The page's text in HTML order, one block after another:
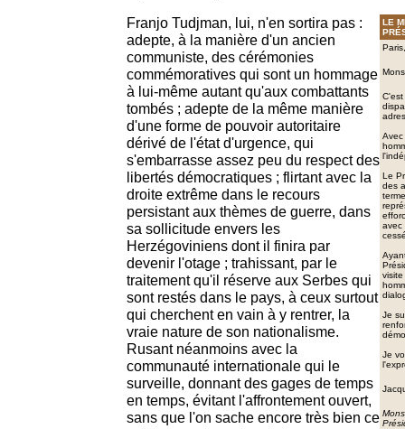
LE
PRÉ
Avec
Le
des
avec
Je
Je
Franjo Tudjman, lui, n'en sortira pas :
adepte, à la manière d'un ancien
communiste, des cérémonies
commémoratives qui sont un hommage
à lui-même autant qu'aux combattants
tombés ; adepte de la même manière
d'une forme de pouvoir autoritaire
dérivé de l'état d'urgence, qui
s'embarrasse assez peu du respect des
libertés démocratiques ; flirtant avec la
droite extrême dans le recours
persistant aux thèmes de guerre, dans
sa sollicitude envers les
Herzégoviniens dont il finira par
devenir l'otage ; trahissant, par le
traitement qu'il réserve aux Serbes qui
sont restés dans le pays, à ceux surtout
qui cherchent en vain à y rentrer, la
vraie nature de son nationalisme.
Rusant néanmoins avec la
communauté internationale qui le
surveille, donnant des gages de temps
en temps, évitant l'affrontement ouvert,
sans que l'on sache encore très bien ce